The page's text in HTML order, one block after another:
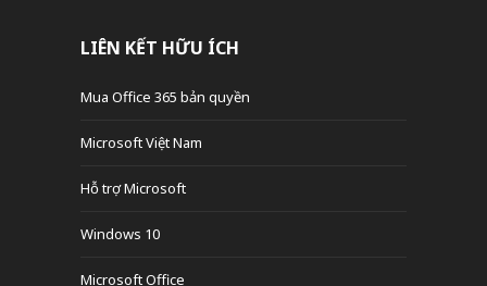
LIÊN KẾT HỮU ÍCH
Mua Office 365 bản quyền
Microsoft Việt Nam
Hỗ trợ Microsoft
Windows 10
Microsoft Office